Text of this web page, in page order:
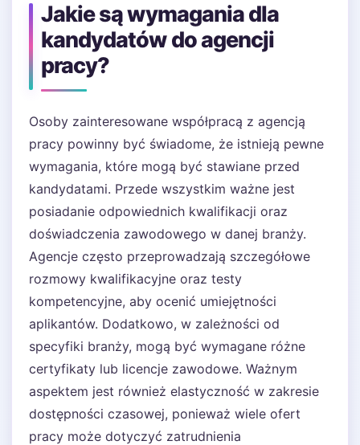
Jakie są wymagania dla
kandydatów do agencji
pracy?
Osoby zainteresowane współpracą z agencją
pracy powinny być świadome, że istnieją pewne
wymagania, które mogą być stawiane przed
kandydatami. Przede wszystkim ważne jest
posiadanie odpowiednich kwalifikacji oraz
doświadczenia zawodowego w danej branży.
Agencje często przeprowadzają szczegółowe
rozmowy kwalifikacyjne oraz testy
kompetencyjne, aby ocenić umiejętności
aplikantów. Dodatkowo, w zależności od
specyfiki branży, mogą być wymagane różne
certyfikaty lub licencje zawodowe. Ważnym
aspektem jest również elastyczność w zakresie
dostępności czasowej, ponieważ wiele ofert
pracy może dotyczyć zatrudnienia